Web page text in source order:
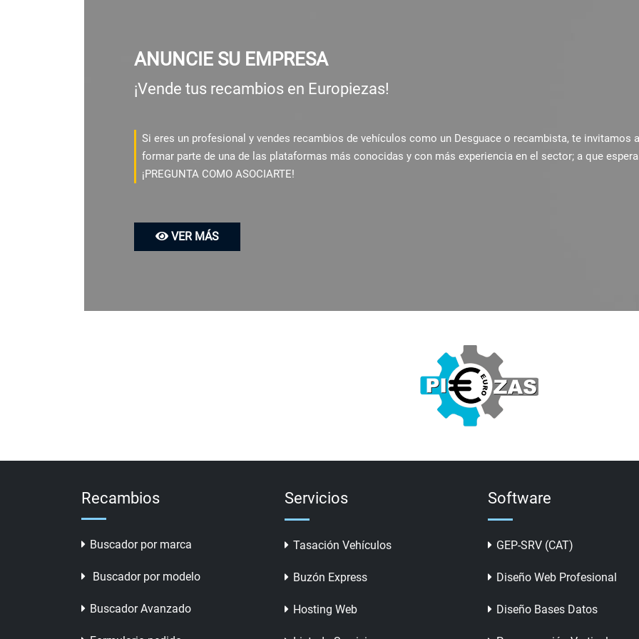
ANUNCIE SU EMPRESA
¡Vende tus recambios en Europiezas!
Si eres un profesional y vendes recambios de vehículos como un Desguace o recambista, te invitamos a
formar parte de una de las plataformas más conocidas y con más experiencia en el sector; a que
¡PREGUNTA COMO ASOCIARTE!
VER MÁS
Recambios
Buscador por marca
Buscador por modelo
Buscador Avanzado
Servicios
Tasación Vehículos
Buzón Express
Hosting Web
Software
GEP-SRV (CAT)
Diseño Web Profesional
Diseño Bases Datos